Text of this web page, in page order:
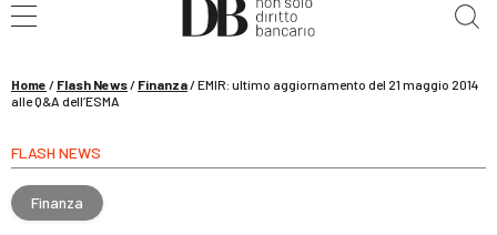
WEBINAR / 1° Ottobre
La riforma del sistema sanzionatorio del TUF
Home / Flash News/ Finanza/EMIR: ultimo aggiornamento del 21 maggio 2014
alle Q&A dell’ESMA
FLASH NEWS
Finanza